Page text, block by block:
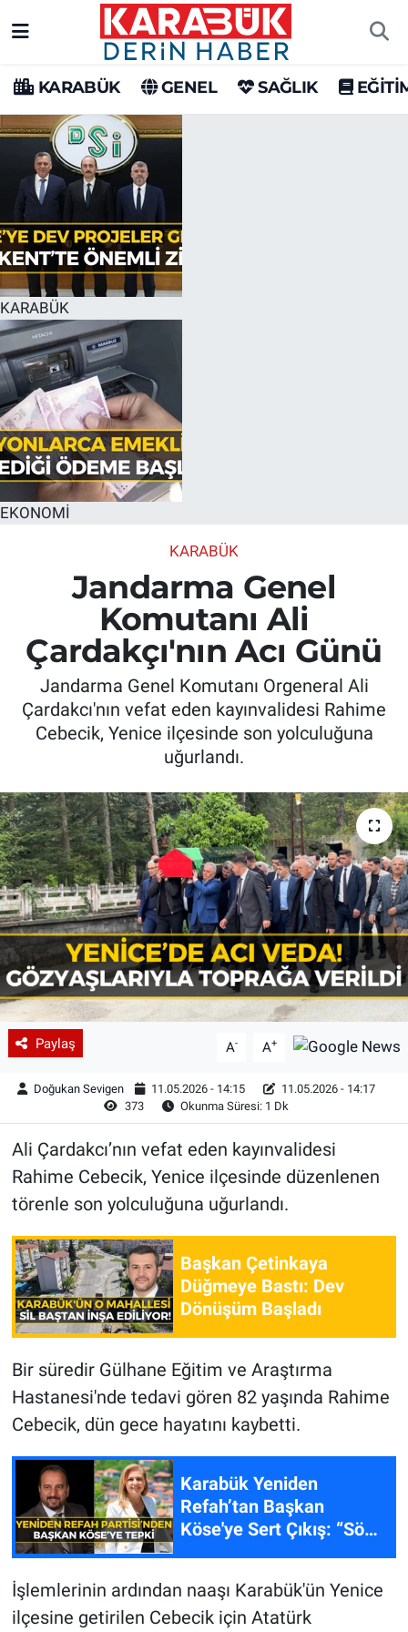
KARABÜK GENEL SAĞLIK
KARABÜK
EKONOMİ
KARABÜK
Jandarma Genel
Komutanı Ali
Çardakçı'nın Acı Günü
Jandarma Genel Komutanı Orgeneral Ali
Çardakcı'nın vefat eden kayınvalidesi Rahime
Cebecik, Yenice ilçesinde son yolculuğuna
uğurlandı.
Paylaş A- A+
Doğukan Sevigen 11.05.2026 - 14:15
11.05.2026 - 14:17
373
Okunma Süresi: 1 Dk
Ali Çardakcı’nın vefat eden kayınvalidesi
Rahime Cebecik, Yenice ilçesinde düzenlenen
törenle son yolculuğuna uğurlandı.
Başkan Çetinkaya
Düğmeye Bastı: Dev
Dönüşüm Başladı
Bir süredir Gülhane Eğitim ve Araştırma
Hastanesi'nde tedavi gören 82 yaşında Rahime
Cebecik, dün gece hayatını kaybetti.
Karabük Yeniden
Refah’tan Başkan
Köse'ye Sert Çıkış: “Söz
İşlemlerinin ardından naaşı Karabük'ün Yenice
ilçesine getirilen Cebecik için Atatürk
Karabük Hava Durumu
Karabük Trafik Yoğunluk Haritası
Süper Lig Puan Durumu ve Fikstür
Tüm Manşetler
Son Dakika Haberleri
Haber Arşivi